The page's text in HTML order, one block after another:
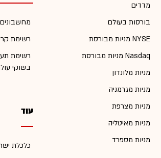
מדדים
בורסות בעולם
מניות מבורסת NYSE
מניות מבורסת Nasdaq
מניות מלונדון
מניות מגרמניה
מניות מצרפת
מניות מאיטליה
מניות מספרד
רשימת
רשימת
בשוקי
עוד
כלכלת